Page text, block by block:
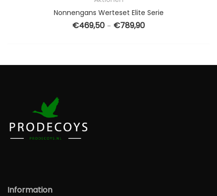
Nonnengans Werteset Elite Serie
€469,50 – €789,90
Information